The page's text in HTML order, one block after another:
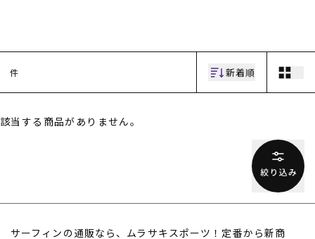
ブランド一覧
件 新着順
該当する商品がありません。
サーフィンの通販なら、ムラサキスポーツ！定番から新商